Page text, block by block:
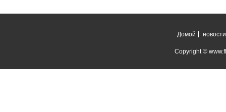
Домой новости
Copyright ©